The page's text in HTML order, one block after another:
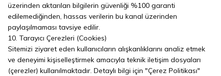
üzerinden aktarılan bilgilerin güvenliği %100 garanti
edilemediğinden, hassas verilerin bu kanal üzerinden
paylaşılmaması tavsiye edilir.
10. Tarayıcı Çerezleri (Cookies)
Sitemizi ziyaret eden kullanıcıların alışkanlıklarını analiz etmek
ve deneyimi kişiselleştirmek amacıyla teknik iletişim dosyaları
(çerezler) kullanılmaktadır. Detaylı bilgi için "Çerez Politikası"